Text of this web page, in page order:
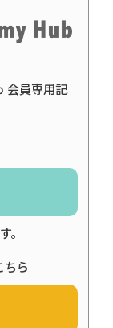
会員専用記
。
ちら